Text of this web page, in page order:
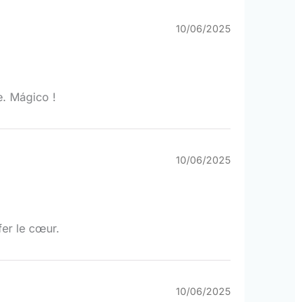
10/06/2025
Mágico !
10/06/2025
le cœur.
10/06/2025